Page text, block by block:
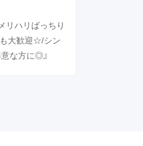
リハリばっちり
大歓迎☆/シン
な方に◎』